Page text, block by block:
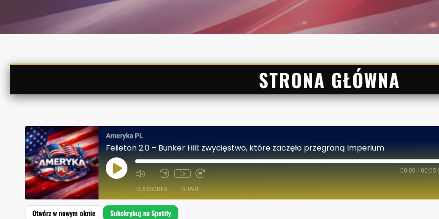
STRONA GŁÓWNA
Ameryka PL
Felieton 2.0 – Bunker Hill: zwycięstwo, które zaczęło przegraną Imperium
P
L
E
I
1x 00:00 /
SUBSCRIBE SHARE